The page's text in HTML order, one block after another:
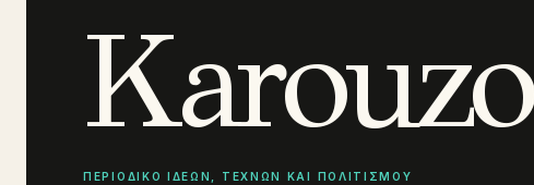
Karouzo
ΠΕΡΙΟΔΙΚΟ ΙΔΕΩΝ, ΤΕΧΝΩΝ ΚΑΙ ΠΟΛΙΤΙΣΜΟΥ